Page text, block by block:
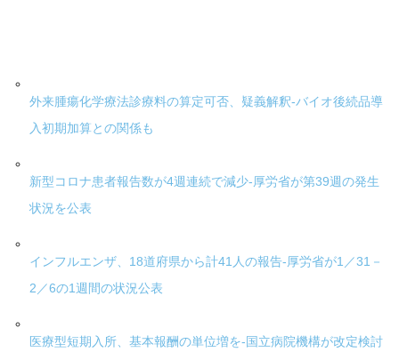
外来腫瘍化学療法診療料の算定可否、疑義解釈-バイオ後続品導
入初期加算との関係も
新型コロナ患者報告数が4週連続で減少-厚労省が第39週の発生
状況を公表
インフルエンザ、18道府県から計41人の報告-厚労省が1／31－
2／6の1週間の状況公表
医療型短期入所、基本報酬の単位増を-国立病院機構が改定検討